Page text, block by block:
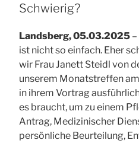
Schwierig?
Landsberg, 05.03.2025
ist nicht so einfach. Eher
wir Frau Janett Steidl von
unserem Monatstreffen
in ihrem Vortrag
es braucht, um zu einem
Antrag, Medizinischer
persönliche Beurteilung,